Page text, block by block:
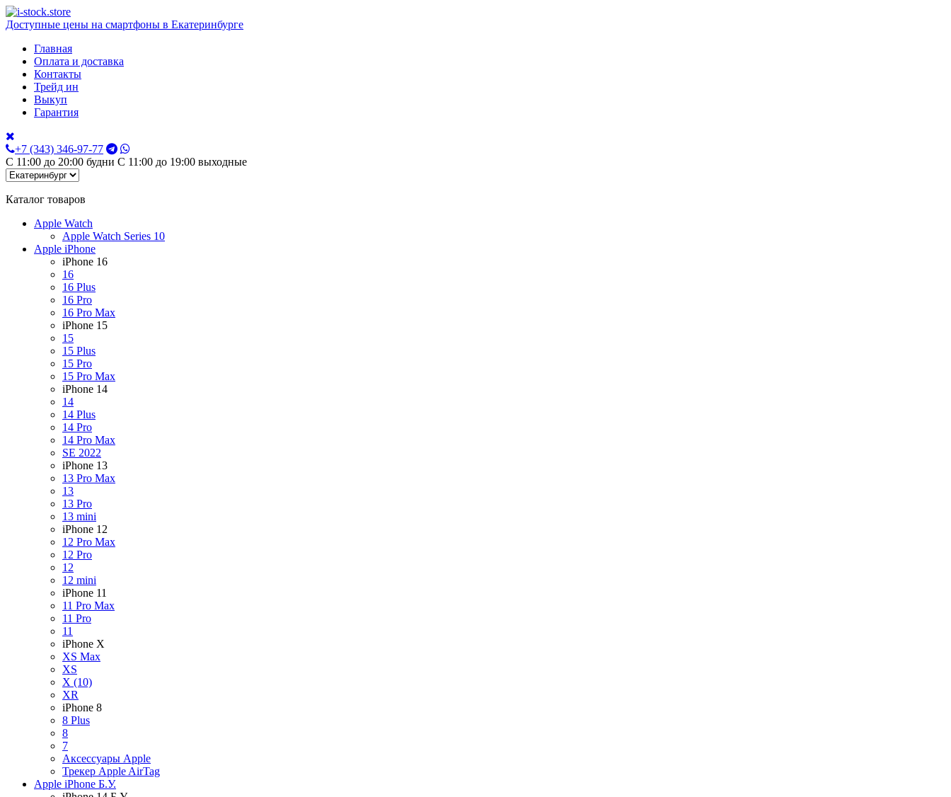
Доступные цены на смартфоны в Екатеринбурге
Главная
Оплата и доставка
Контакты
Трейд ин
Выкуп
Гарантия
+7 (343) 346-97-77
С 11:00 до 20:00 будни С 11:00 до 19:00 выходные
Каталог товаров
Apple Watch
Apple Watch Series 10
Apple iPhone
iPhone 16
16
16 Plus
16 Pro
16 Pro Max
iPhone 15
15
15 Plus
15 Pro
15 Pro Max
iPhone 14
14
14 Plus
14 Pro
14 Pro Max
SE 2022
iPhone 13
13 Pro Max
13
13 Pro
13 mini
iPhone 12
12 Pro Max
12 Pro
12
12 mini
iPhone 11
11 Pro Max
11 Pro
11
iPhone X
XS Max
XS
X (10)
XR
iPhone 8
8 Plus
8
7
Аксессуары Apple
Трекер Apple AirTag
Apple iPhone Б.У.